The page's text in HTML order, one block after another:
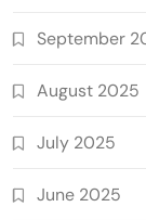
September
August 2025
July 2025
June 2025